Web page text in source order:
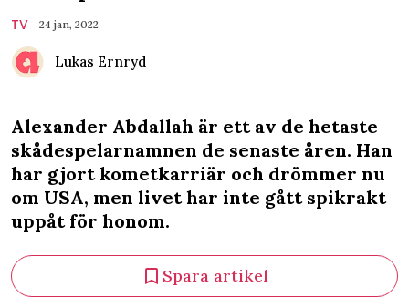
TV 24 jan, 2022
Lukas Ernryd
Alexander Abdallah är ett av de hetaste
skådespelarnamnen de senaste åren. Han
har gjort kometkarriär och drömmer nu
om USA, men livet har inte gått spikrakt
uppåt för honom.
Spara artikel